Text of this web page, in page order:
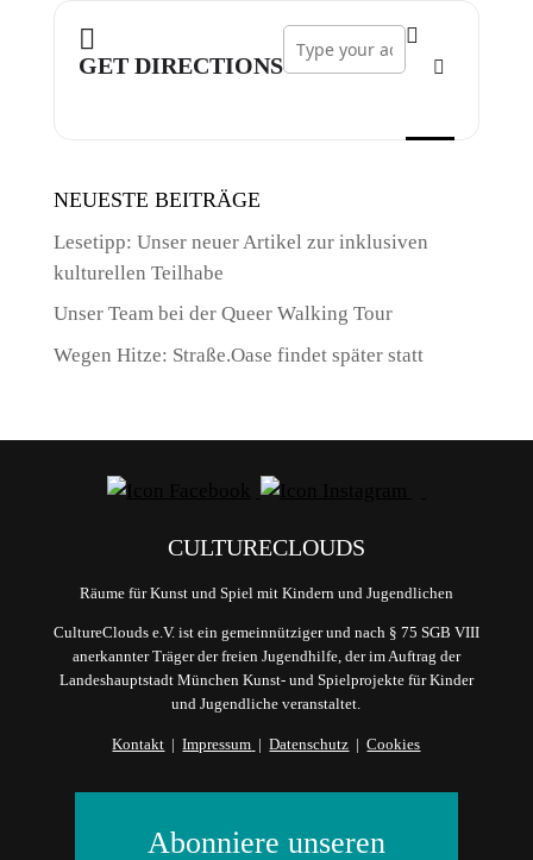
GET DIRECTIONS
Address - Tanz. Die. Invasion []
NEUESTE BEITRÄGE
Lesetipp: Unser neuer Artikel zur inklusiven
kulturellen Teilhabe
Unser Team bei der Queer Walking Tour
Wegen Hitze: Straße.Oase findet später statt
CULTURECLOUDS
Räume für Kunst und Spiel mit Kindern und Jugendlichen
CultureClouds e.V. ist ein gemeinnütziger und nach § 75 SGB VIII
anerkannter Träger der freien Jugendhilfe, der im Auftrag der
Landeshauptstadt München Kunst- und Spielprojekte für Kinder
und Jugendliche veranstaltet.
Kontakt |Impressum |Datenschutz |Cookies
Abonniere unseren